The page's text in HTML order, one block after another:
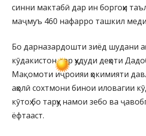
синни мактабӣ дар ин боргоҳи
маҷмуъ 460 нафарро ташкил
Бо дарназардошти зиёд шудани
кӯдакистон дар ҳудуди деҳоти
Мақомоти иҷроияи ҳокимияти
аҳолӣ сохтмони бинои иловагии
кӯтоҳ бо тарҳу намои зебо ва
ёфтааст.